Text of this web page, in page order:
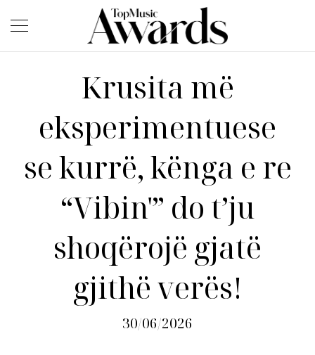
Krusita më
eksperimentuese
se kurrë, kënga e re
“Vibin'” do t’ju
shoqërojë gjatë
gjithë verës!
30/06/2026